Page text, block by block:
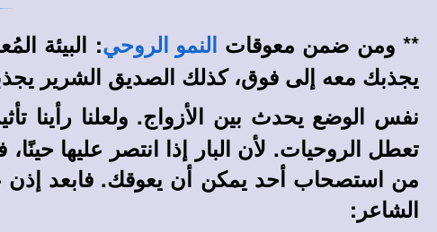
** ومن ضمن معوقات النمو الروحي: البيئة
يجذبك معه إلى فوق، كذلك الصديق الشرير
نفس الوضع يحدث بين الأزواج. ولعلنا رأينا
تعطل الروحيات. لأن البار إذا انتصر عليها
من استصحاب أحد يمكن أن يعوقك. فابعد إذن
الشاعر: